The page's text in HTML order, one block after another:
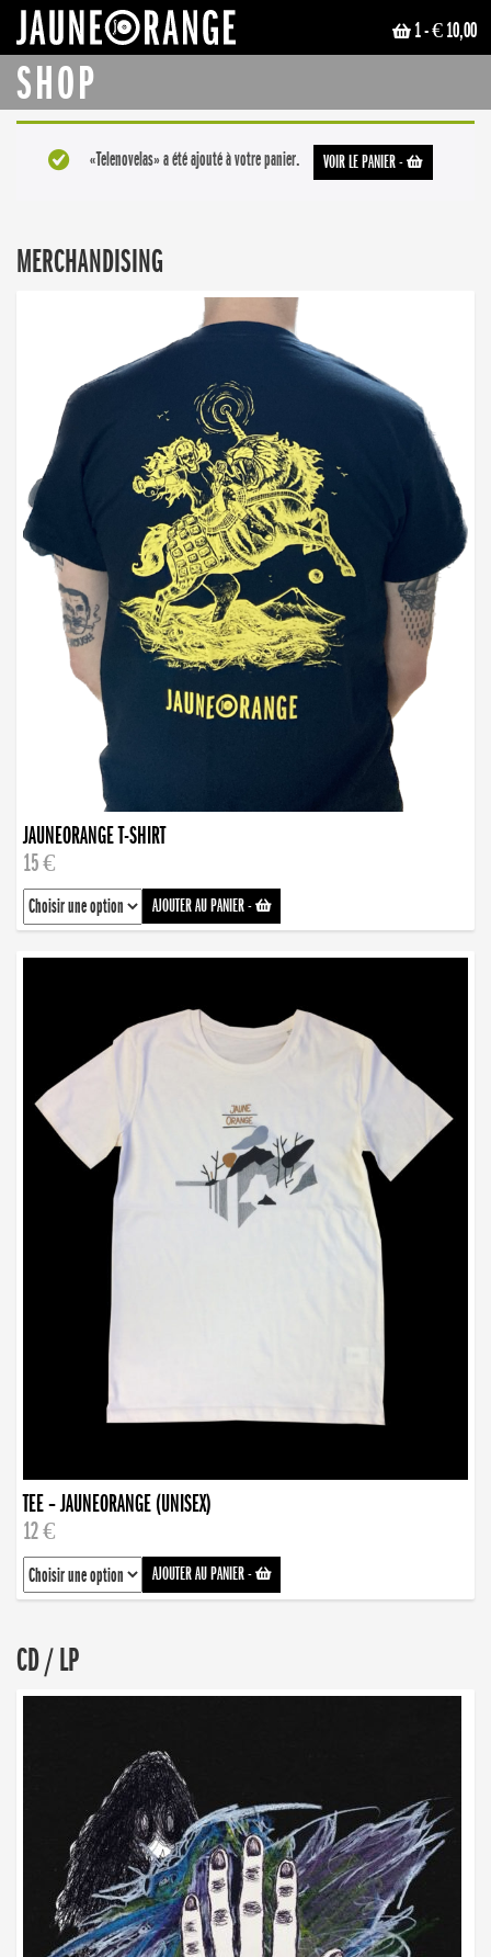
1- € 10,00
SHOP
VOIR LE PANIER-
«Telenovelas» a été ajouté à votre panier.
MERCHANDISING
JAUNEORANGE T-SHIRT
15 €
AJOUTER AU PANIER-
TEE – JAUNEORANGE (UNISEX)
12 €
AJOUTER AU PANIER-
CD / LP